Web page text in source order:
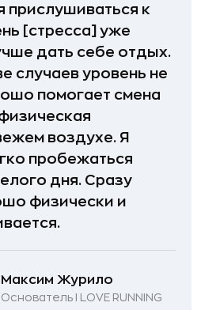
прислушиваться к
[стресса] уже
дать себе отдых.
случаев уровень не
помогает смена
воздухе. Я
пробежаться
дня. Сразу
физически и
Максим Журило
Основатель I LOVE RUNNING